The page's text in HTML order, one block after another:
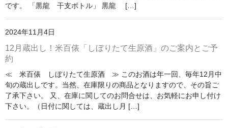
です。 「黒龍 干支ボトル」 黒龍 […]
2024年11月4日
12月蔵出し！米百俵「しぼりたて生原酒」のご案内とご予
約
≪ 米百俵 しぼりたて生原酒 ≫ このお酒は年一回、毎年12月中
旬の蔵出しです。当然、在庫限りの商品となりますので、その旨ご
了承下さい。 又、在庫に関してのお問合せは、お気軽にお申し付け
下さい。（日付に関しては、蔵出し月 […]